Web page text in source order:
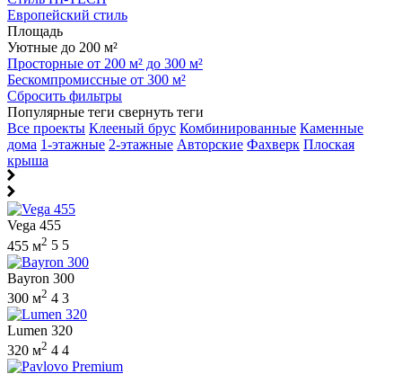
Европейский стиль
Площадь
Уютные до 200 м²
Просторные от 200 м² до 300 м²
Бескомпромиссные от 300 м²
Сбросить фильтры
Популярные теги свернуть теги
Все проекты Клееный брус Комбинированные Каменные
дома 1-этажные 2-этажные Авторские Фахверк Плоская
крыша
Vega 455
455 м2 5 5
Bayron 300
300 м2 4 3
Lumen 320
320 м2 4 4